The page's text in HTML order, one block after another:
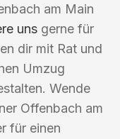
am Main
uns gerne für
dir mit Rat und
Umzug
Wende
Offenbach am
für einen